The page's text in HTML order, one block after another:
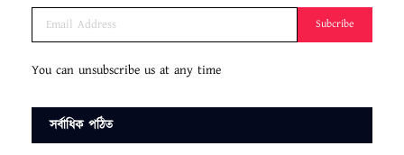
Subcribe
You can unsubscribe us at any time
সর্বাধিক পঠিত